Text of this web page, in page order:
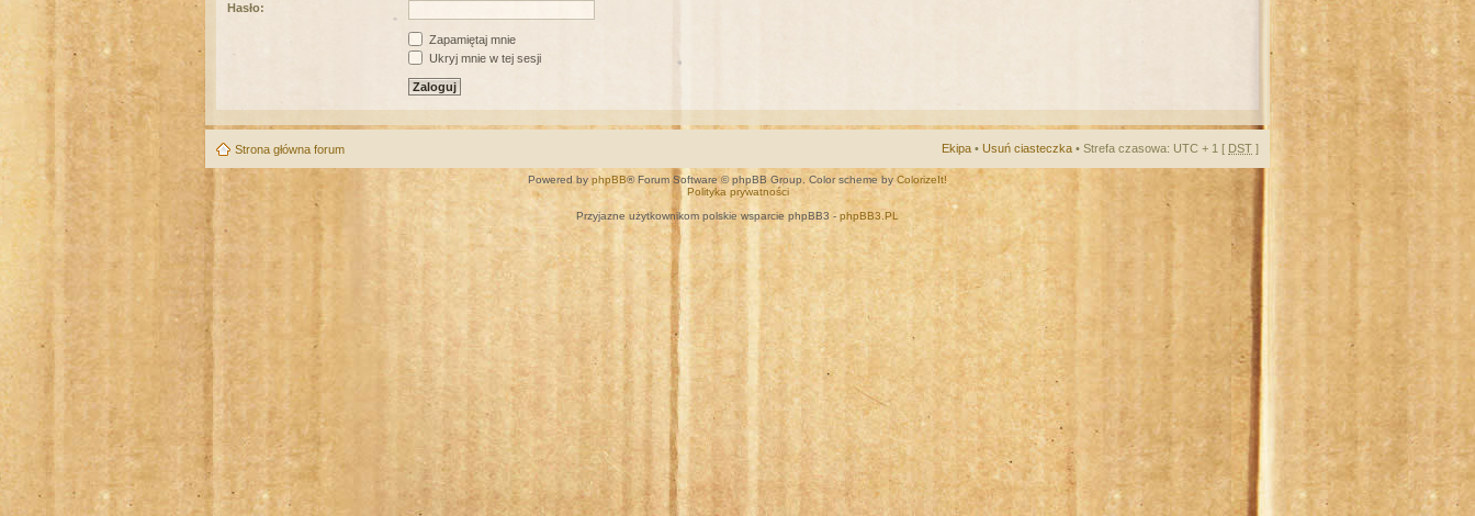
Hasło:
Zapamiętaj mnie
Ukryj mnie w tej sesji
Strona główna forum Ekipa • Usuń ciasteczka • Strefa czasowa: UTC + 1 [ DST ]
Powered by phpBB® Forum Software © phpBB Group. Color scheme by ColorizeIt!
Polityka prywatności
Przyjazne użytkownikom polskie wsparcie phpBB3 - phpBB3.PL